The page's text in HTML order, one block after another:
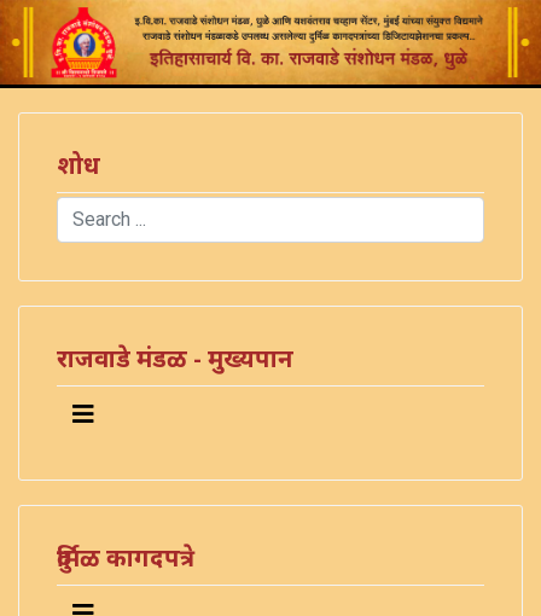
शोध
Search
राजवाडे मंडळ - मुख्यपान
दुर्मिळ कागदपत्रे